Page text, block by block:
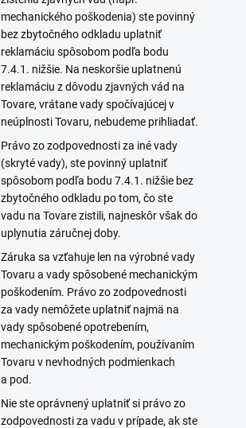
mechanického poškodenia) ste povinný
bez zbytočného odkladu uplatniť
reklamáciu spôsobom podľa bodu
7.4.1. nižšie. Na neskoršie uplatnenú
reklamáciu z dôvodu zjavných vád na
Tovare, vrátane vady spočívajúcej v
neúplnosti Tovaru, nebudeme prihliadať.
Právo zo zodpovednosti za iné vady
(skryté vady), ste povinný uplatniť
spôsobom podľa bodu 7.4.1. nižšie bez
zbytočného odkladu po tom, čo ste
vadu na Tovare zistili, najneskôr však do
uplynutia záručnej doby.
Záruka sa vzťahuje len na výrobné vady
Tovaru a vady spôsobené mechanickým
poškodením. Právo zo zodpovednosti
za vady nemôžete uplatniť najmä na
vady spôsobené opotrebením,
mechanickým poškodením, používaním
Tovaru v nevhodných podmienkach
a pod.
Nie ste oprávnený uplatniť si právo zo
zodpovednosti za vadu v prípade, ak ste